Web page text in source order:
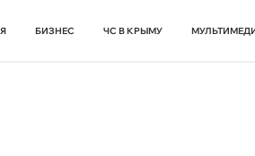
БИЗНЕС ЧС В КРЫМУ